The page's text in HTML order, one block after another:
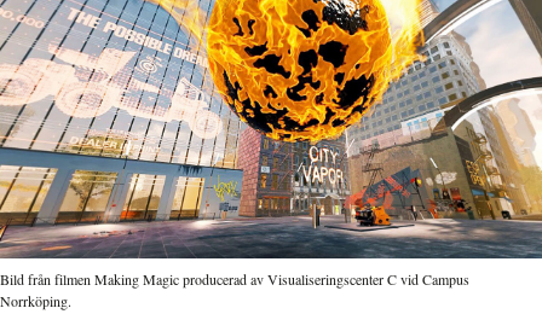
Bild från filmen Making Magic producerad av Visualiseringscenter C vid Campus
Norrköping.